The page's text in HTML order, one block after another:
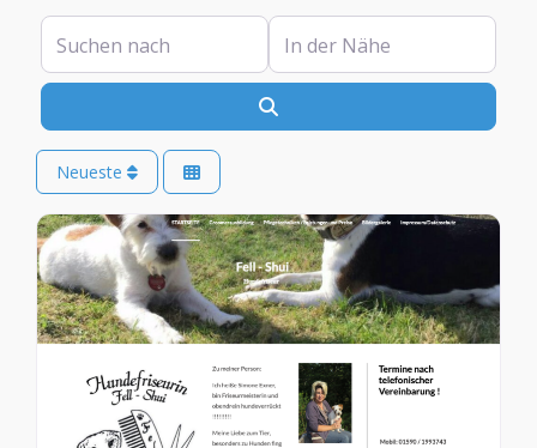
Suchen nach In der Nähe
Neueste